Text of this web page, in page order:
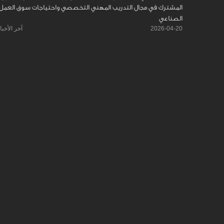
المشترك في مجال التدريب المهني التخصصي واحتياجات سوق
الصناعي
2026-04-20 آخر